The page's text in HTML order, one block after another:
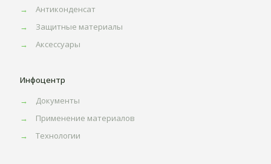
→
Антиконденсат
→
Защитные материалы
→
Аксессуары
Инфоцентр
→
Документы
→
Применение материалов
→
Технологии